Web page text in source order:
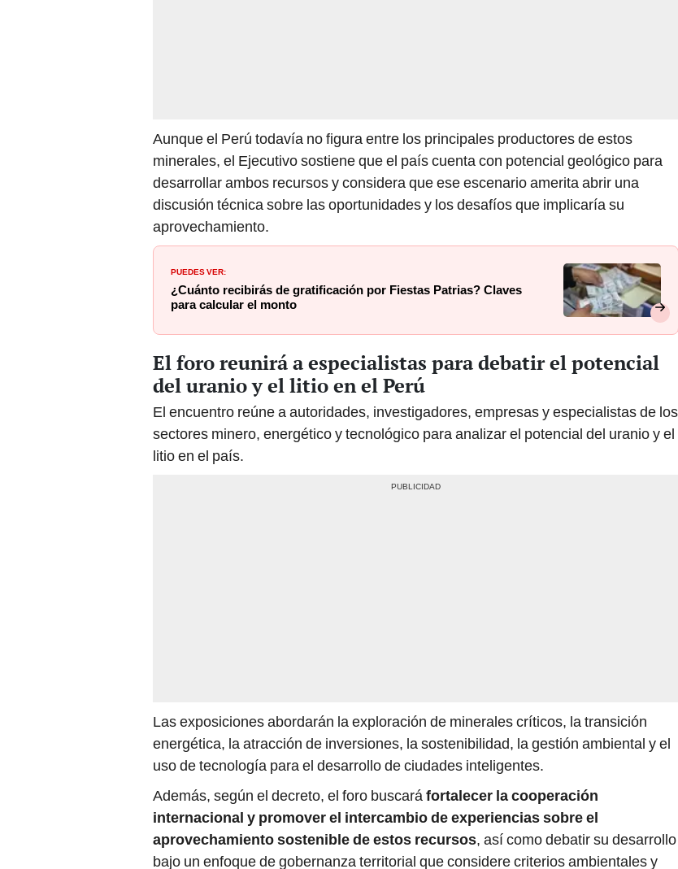
Aunque el Perú todavía no figura entre los principales productores de estos
minerales, el Ejecutivo sostiene que el país cuenta con potencial geológico para
desarrollar ambos recursos y considera que ese escenario amerita abrir una
discusión técnica sobre las oportunidades y los desafíos que implicaría su
aprovechamiento.
PUEDES VER:
¿Cuánto recibirás de gratificación por Fiestas Patrias? Claves
para calcular el monto
El foro reunirá a especialistas para debatir el potencial
del uranio y el litio en el Perú
El encuentro reúne a autoridades, investigadores, empresas y especialistas de los
sectores minero, energético y tecnológico para analizar el potencial del uranio y el
litio en el país.
Las exposiciones abordarán la exploración de minerales críticos, la transición
energética, la atracción de inversiones, la sostenibilidad, la gestión ambiental y el
uso de tecnología para el desarrollo de ciudades inteligentes.
Además, según el decreto, el foro buscaráfortalecer la cooperación
internacional y promover el intercambio de experiencias sobre el
aprovechamiento sostenible de estos recursos, así como debatir su desarrollo
bajo un enfoque de gobernanza territorial que considere criterios ambientales y